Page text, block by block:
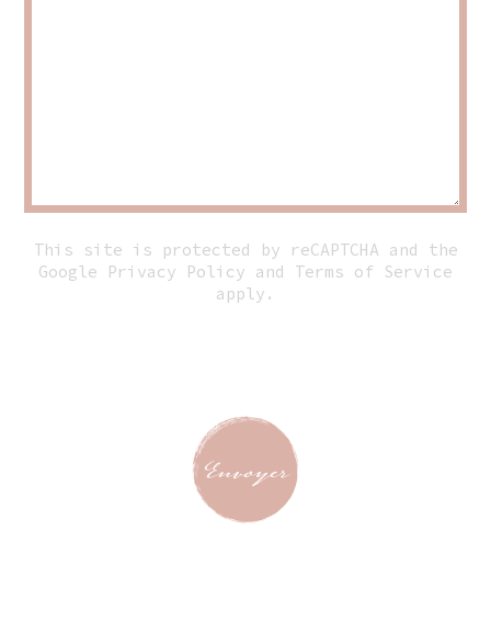
This site is protected by reCAPTCHA and the
Google
Privacy Policy and Terms of Service
apply.